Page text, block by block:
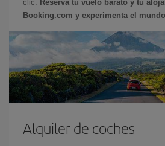
clic.
Reserva tu vuelo barato y tu
Booking.com y experimenta el
Alquiler de coches